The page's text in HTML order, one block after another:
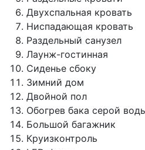
Двухспальная кровать
Ниспадающая кровать
Раздельный санузел
Лаунж-гостинная
Сиденье сбоку
Зимний дом
Двойной пол
Обогрев бака серой
Большой багажник
Круизконтроль